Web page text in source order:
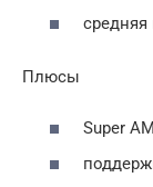
средняя
Плюсы
Super